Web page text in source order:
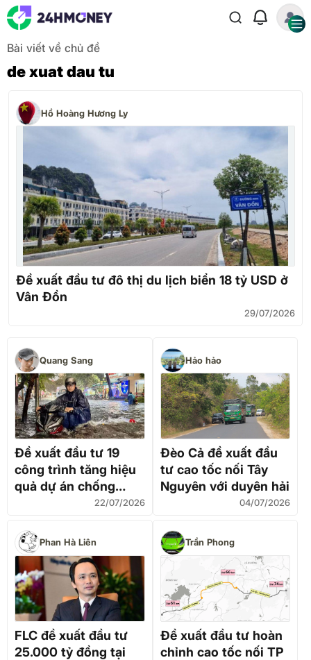
Bài viết về chủ đề
de xuat dau tu
Hồ Hoàng Hương Ly
Đề xuất đầu tư đô thị du lịch biển 18 tỷ USD ở
Vân Đồn
29/07/2026
Quang Sang
Đề xuất đầu tư 19
công trình tăng hiệu
quả dự án chống
ngập 10.000 tỷ đồng
22/07/2026
Hảo hảo
Đèo Cả đề xuất đầu
tư cao tốc nối Tây
Nguyên với duyên hải
04/07/2026
Phan Hà Liên
FLC đề xuất đầu tư
25.000 tỷ đồng tại
Trần Phong
Đề xuất đầu tư hoàn
chỉnh cao tốc nối TP